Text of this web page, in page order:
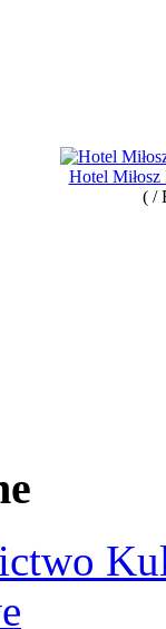
Hotel Miłosz
( /